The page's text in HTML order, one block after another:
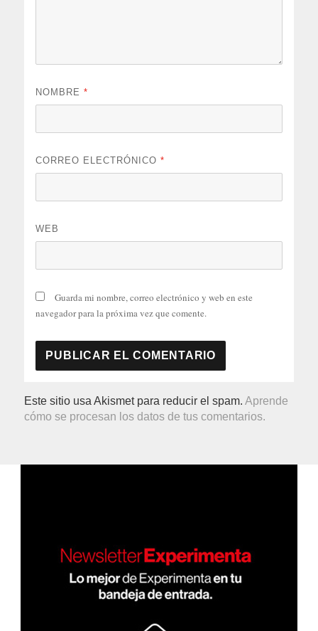
NOMBRE*
CORREO ELECTRÓNICO*
WEB
Guarda mi nombre, correo electrónico y web en este
navegador para la próxima vez que comente.
Este sitio usa Akismet para reducir el spam.Aprende
cómo se procesan los datos de tus comentarios.